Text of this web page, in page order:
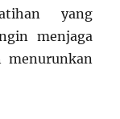
yang
menjaga
menurunkan